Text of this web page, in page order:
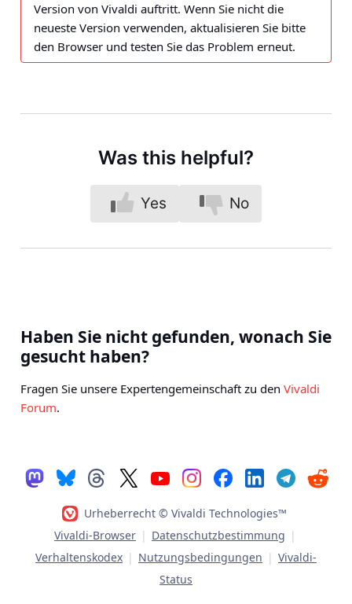
Version von Vivaldi auftritt. Wenn Sie nicht die
neueste Version verwenden, aktualisieren Sie bitte
den Browser und testen Sie das Problem erneut.
Was this helpful?
Yes No
Haben Sie nicht gefunden, wonach Sie
gesucht haben?
Fragen Sie unsere Expertengemeinschaft zu den Vivaldi
Forum.
Urheberrecht © Vivaldi Technologies™
Vivaldi-Browser | Datenschutzbestimmung |
Verhaltenskodex | Nutzungsbedingungen | Vivaldi-
Status